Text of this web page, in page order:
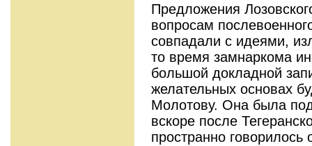
Предложения
вопросам
совпадали с идеями,
то время замнаркома
большой докладной
желательных основах
Молотову. Она была
вскоре после
пространно